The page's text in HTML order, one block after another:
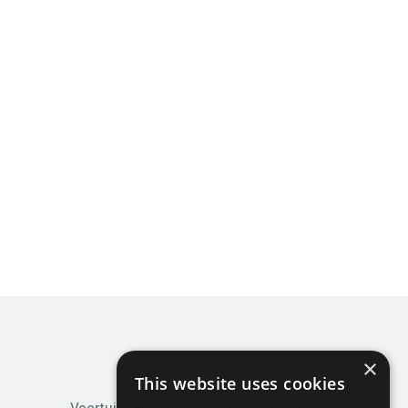
×
This website uses cookies